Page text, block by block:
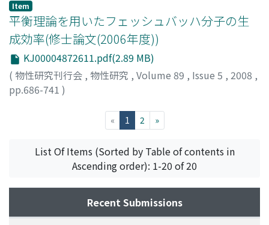
Item
平衡理論を用いたフェッシュバッハ分子の生
成効率(修士論文(2006年度))
KJ00004872611.pdf(2.89 MB)
( 物性研究刊行会 , 物性研究 , Volume 89 , Issue 5 , 2008 ,
pp.686-741 )
« 1 (current)
2 »
List Of Items (Sorted by Table of contents in
Ascending order): 1-20 of 20
Recent Submissions